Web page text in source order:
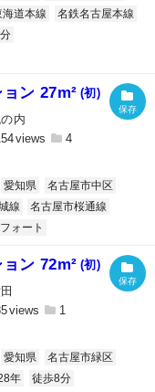
道本線
名鉄名古屋本線
ン 27m² (初)
内
4
愛知県
名古屋市中区
線
名古屋市桜通線
ォート
ン 72m² (初)
1
愛知県
名古屋市緑区
年
徒歩8分